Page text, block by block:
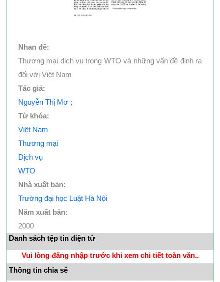
Nhan đề:
Thương mại dịch vụ trong WTO và những vấn đề định ra
đối với Việt Nam
Tác giả:
Nguyễn Thị Mơ ;
Từ khóa:
Việt Nam
Thương mại
Dịch vụ
WTO
Nhà xuất bản:
Trường đại học Luật Hà Nội
Năm xuất bản:
2000
Danh sách tệp tin điện tử
Vui lòng đăng nhập trước khi xem chi tiết toàn văn..
Thông tin chia sẻ